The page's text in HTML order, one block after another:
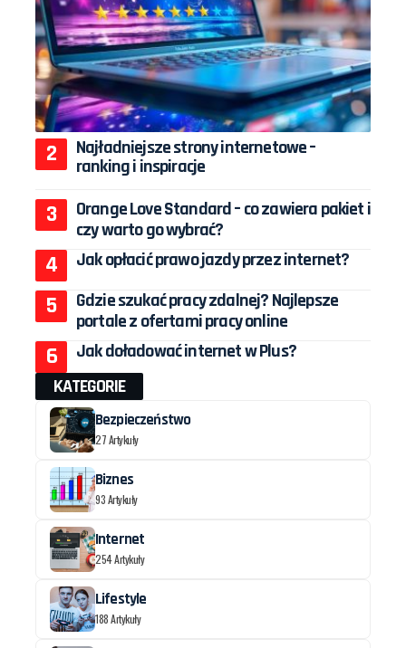
Najładniejsze strony internetowe –
ranking i inspiracje
Orange Love Standard – co zawiera pakiet i
czy warto go wybrać?
Jak opłacić prawo jazdy przez internet?
Gdzie szukać pracy zdalnej? Najlepsze
portale z ofertami pracy online
Jak doładować internet w Plus?
KATEGORIE
Bezpieczeństwo
27 Artykuły
Biznes
93 Artykuły
Internet
254 Artykuły
Lifestyle
188 Artykuły